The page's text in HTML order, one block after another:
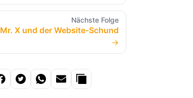
Nächste Folge
Mr. X und der Website-Schund
→